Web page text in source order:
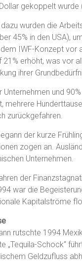
gekoppelt wurde
wurden die
45% in den USA),
IWF-Konzept vor
21% erhöht, was vor
ihrer
Unternehmen und
mehrere
zurückgefahren.
der kurze
zogen an.
Unternehmen.
der
war die
Kapitalströme
rutschte 1994
„Tequila-Schock“
Geldzufluss